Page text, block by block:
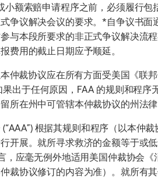
小额索赔申请程序之前，必须履行包
争议解决会议的要求。*自争议书面
与本段所要求的非正式争议解决流
费用的截止日期应予顺延。
本仲裁协议应在所有方面受美国《联
果出于任何原因，FAA 的规则和程序
所在州中可管辖本仲裁协议的州法
根据其规则和程序（以本仲裁
开展。就所寻求救济的金额等于或
，应毫无例外地适用美国仲裁协会《
裁协议修订的内容为准）。就所有